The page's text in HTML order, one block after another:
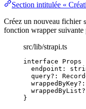
Section intitulée «
Créez un nouveau fichier
fonction wrapper
src/lib/strapi.ts
interface Props
endpoint :
query?: Record
wrappedByKey?:
wrappedByList
}